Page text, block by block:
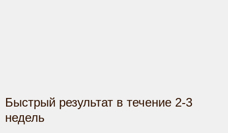
Быстрый результат в течение 2-3
недель